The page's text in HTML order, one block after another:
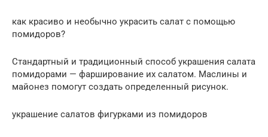
как красиво и необычно украсить салат с помощью
помидоров?
Стандартный и традиционный способ украшения салата
помидорами — фарширование их салатом. Маслины и
майонез помогут создать определенный рисунок.
украшение салатов фигурками из помидоров